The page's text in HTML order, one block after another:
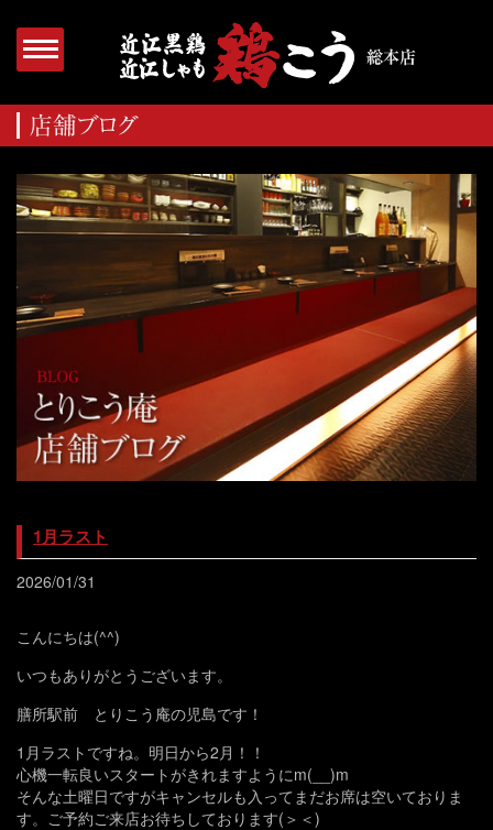
1月ラスト
2026/01/31
こんにちは(^^)
いつもありがとうございます。
膳所駅前 とりこう庵の児島です！
1月ラストですね。明日から2月！！
心機一転良いスタートがきれますようにm(__)m
そんな土曜日ですがキャンセルも入ってまだお席は空いておりま
す。ご予約ご来店お待ちしております(＞＜)